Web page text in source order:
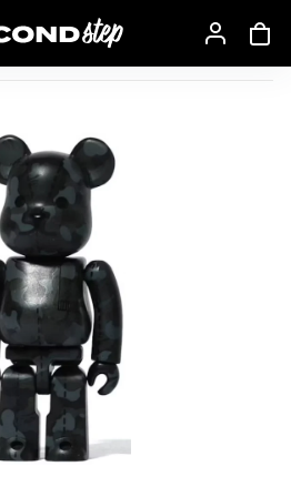
28th Anniversary Camo #1 100%